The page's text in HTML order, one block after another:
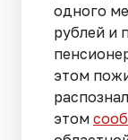
одного
рублей и
этом
этом